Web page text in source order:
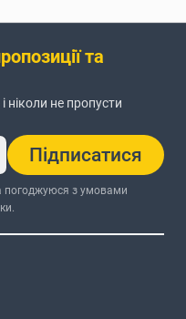
та
ніколи не пропусти
Підписатися
погоджуюся з умовами